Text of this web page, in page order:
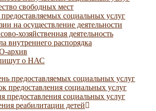
свободных мест
социальных услуг
на осуществление деятельности
хозяйственная деятельность
внутреннего распорядка
архив
о НАС
предоставляемых социальных услуг
предоставления социальных услуг
предоставления социальных услуг
реабилитации детей